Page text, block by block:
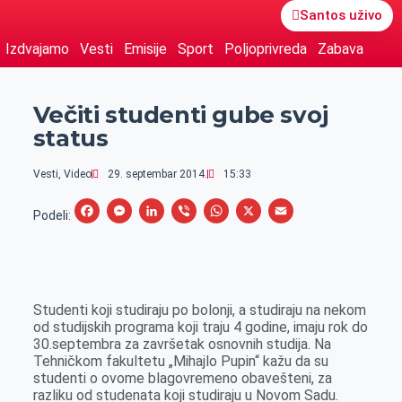
Santos uživo
Izdvajamo Vesti Emisije Sport Poljoprivreda Zabava
Večiti studenti gube svoj
status
Vesti, Video 29. septembar 2014. 15:33
Podeli:
F
b
o
o
k
M
e
n
g
e
L
e
d
I
n
V
r
W
s
A
p
p
X
E
l
Studenti koji studiraju po bolonji, a studiraju na nekom
od studijskih programa koji traju 4 godine, imaju rok do
30.septembra za završetak osnovnih studija. Na
Tehničkom fakultetu „Mihajlo Pupin“ kažu da su
studenti o ovome blagovremeno obavešteni, za
razliku od studenata koji studiraju u Novom Sadu.